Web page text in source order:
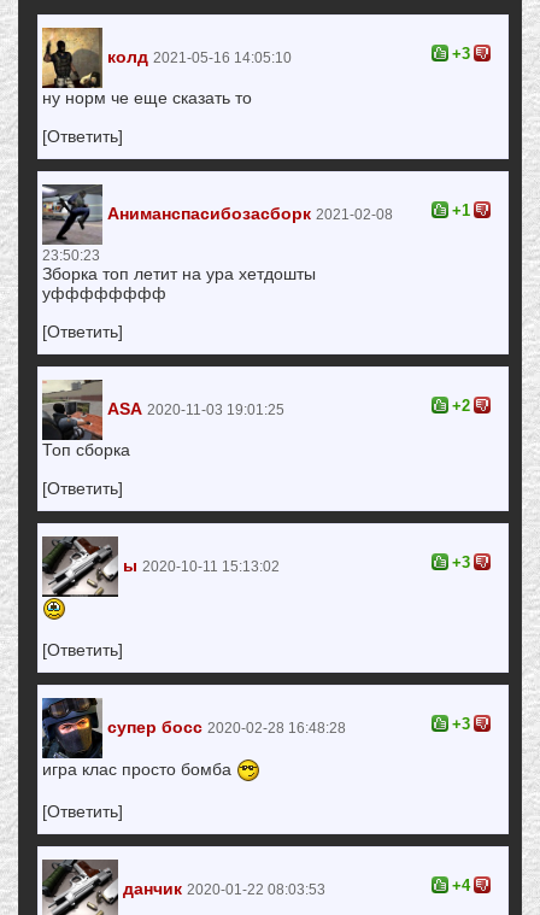
колд 2021-05-16 14:05:10
ну норм че еще сказать то
[Ответить]
+3
Аниманспасибозасборк 2021-02-08
23:50:23
Зборка топ летит на ура хетдошты
уфффффффф
[Ответить]
+1
ASA 2020-11-03 19:01:25
Топ сборка
[Ответить]
+2
ы 2020-10-11 15:13:02
[Ответить]
+3
супер босс 2020-02-28 16:48:28
игра клас просто бомба
[Ответить]
+3
данчик 2020-01-22 08:03:53 +4